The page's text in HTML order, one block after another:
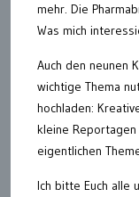
mehr. Die
Was mich
Auch den neunen
wichtige Thema
hochladen:
kleine
eigentlichen
Ich bitte Euch alle